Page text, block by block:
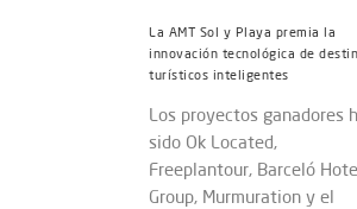
La AMT Sol y Playa premia la
innovación tecnológica de
turísticos inteligentes
Los proyectos ganadores
sido Ok Located,
Freeplantour, Barceló
Group, Murmuration y el